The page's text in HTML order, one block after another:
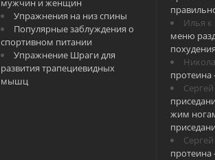
мужчин и женщин
Упражнения на низ спины
Популярные заблуждения о
спортивном питании
Упражнение Шраги для
развития трапециевидных
мышц
Илья
меню
протеина
Сергей
жим
Сергей
протеина